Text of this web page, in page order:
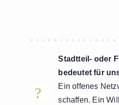
?!
Stadtteil- oder
bedeutet für
Ein offenes
schaffen. Ein